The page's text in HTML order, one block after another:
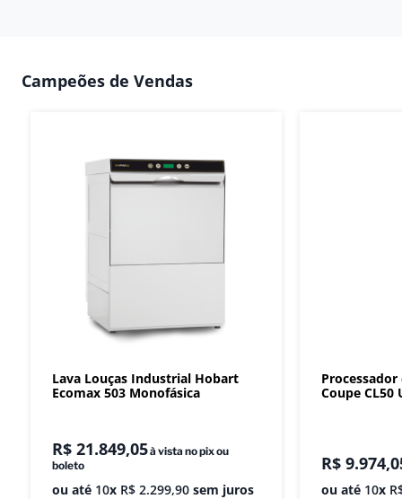
Campeões de Vendas
Lava Louças Industrial Hobart
Ecomax 503 Monofásica
R$ 21.849,05à vista no pix ou
boleto
ou até 10x R$ 2.299,90 sem juros
Coupe CL50
R$ 9.974,
ou até 10x